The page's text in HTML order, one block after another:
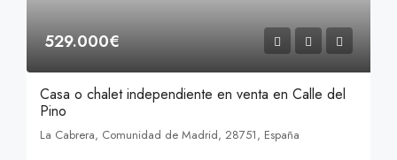
529.000€
Casa o chalet independiente en venta en Calle del
Pino
La Cabrera, Comunidad de Madrid, 28751, España